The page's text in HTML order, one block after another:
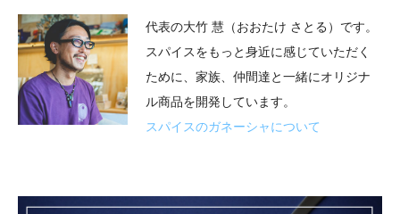
代表の大竹 慧（おおたけ さとる）です。
スパイスをもっと身近に感じていただく
ために、家族、仲間達と一緒にオリジナ
ル商品を開発しています。
スパイスのガネーシャについて